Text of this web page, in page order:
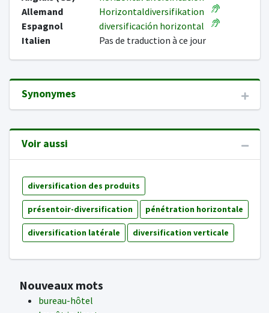
Allemand
Horizontaldiversifikation
Espagnol
diversificación horizontal
Italien
Pas de traduction à ce jour
Synonymes
Voir aussi
diversification des produits
présentoir-diversification pénétration horizontale
diversification latérale diversification verticale
Nouveaux mots
bureau-hôtel